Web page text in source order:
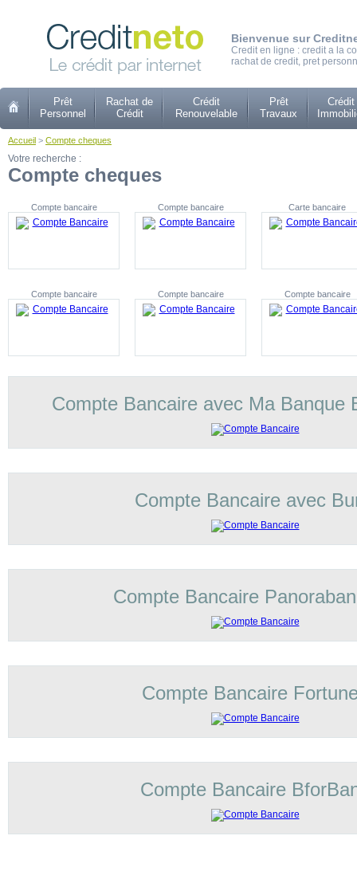
Bienvenue sur
Credit en ligne : credit a la
rachat de credit, pret
Prêt
Personnel
Rachat de
Crédit
Crédit
Renouvelable
Prêt
Travaux
Crédit
Accueil > Compte cheques
Votre recherche :
Compte cheques
Compte bancaire Compte bancaire Carte bancaire
Compte bancaire Compte bancaire Compte bancaire
Compte Bancaire avec Ma Banque
Compte Bancaire avec
Compte Bancaire
Compte Bancaire
Compte Bancaire